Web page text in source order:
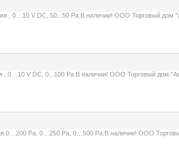
, 0…10 V DC, 50...50 Pa.В наличии! ООО Торговый дом
0…10 V DC, 0...100 Pa.В наличии! ООО Торговый дом
0…200 Pa, 0…250 Pa, 0…500 Pa.В наличии! ООО